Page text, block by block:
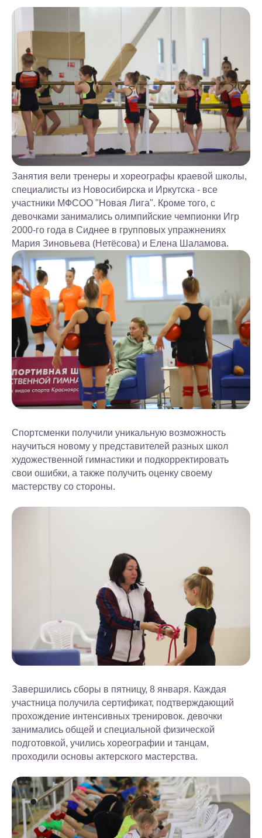
Занятия вели тренеры и хореографы краевой школы,
специалисты из Новосибирска и Иркутска - все
участники МФСОО "Новая Лига". Кроме того, с
девочками занимались олимпийские чемпионки Игр
2000-го года в Сиднее в групповых упражнениях
Мария Зиновьева (Нетёсова) и Елена Шаламова.
Спортсменки получили уникальную возможность
научиться новому у представителей разных школ
художественной гимнастики и подкорректировать
свои ошибки, а также получить оценку своему
мастерству со стороны.
Завершились сборы в пятницу, 8 января. Каждая
участница получила сертификат, подтверждающий
прохождение интенсивных тренировок. девочки
занимались общей и специальной физической
подготовкой, учились хореографии и танцам,
проходили основы актерского мастерства.